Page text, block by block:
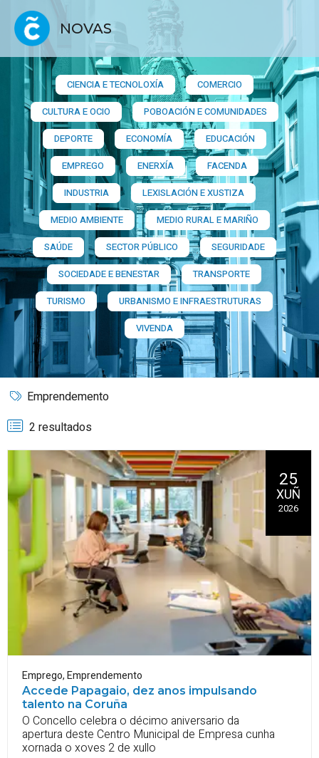
NOVAS
CIENCIA E TECNOLOXÍA
COMERCIO
CULTURA E OCIO
POBOACIÓN E COMUNIDADES
DEPORTE
ECONOMÍA
EDUCACIÓN
EMPREGO
ENERXÍA
FACENDA
INDUSTRIA
LEXISLACIÓN E XUSTIZA
MEDIO AMBIENTE
MEDIO RURAL E MARIÑO
SAÚDE
SECTOR PÚBLICO
SEGURIDADE
SOCIEDADE E BENESTAR
TRANSPORTE
TURISMO
URBANISMO E INFRAESTRUTURAS
VIVENDA
Emprendemento
2 resultados
Emprego,Emprendemento
Accede Papagaio, dez anos impulsando
talento na Coruña
25
XUÑ
2026
O Concello celebra o décimo aniversario da
apertura deste Centro Municipal de Empresa cunha
xornada o xoves 2 de xullo